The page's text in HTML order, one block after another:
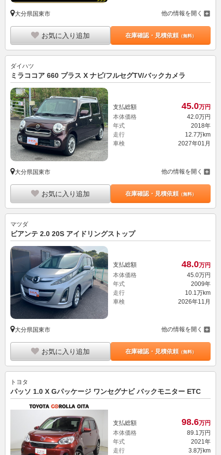
大分県国東市 他の情報を開く
お気に入り追加 在庫確認・見積依頼（無料）
ダイハツ
ミラココア 660 プラス X ナビ/フルセグTV/バックカメラ
支払総額 45.0万円
本体価格
42.0万円
年式
2018年
走行
12.7万km
車検
2027年01月
大分県国東市 他の情報を開く
お気に入り追加 在庫確認・見積依頼（無料）
マツダ
ビアンテ 2.0 20S アイドリングストップ
支払総額 48.0万円
本体価格
45. 0万円
年式
2009年
走行
10.1万km
車検
2026年11月
大分県国東市 他の情報を開く
お気に入り追加 在庫確認・見積依頼（無料）
トヨタ
パッソ 1.0 X Gパッケージ ワンセグナビ バックモニター ETC
支払総額 98.6万円
本体価格
89.1万円
年式
2021年
走行
3.8万km